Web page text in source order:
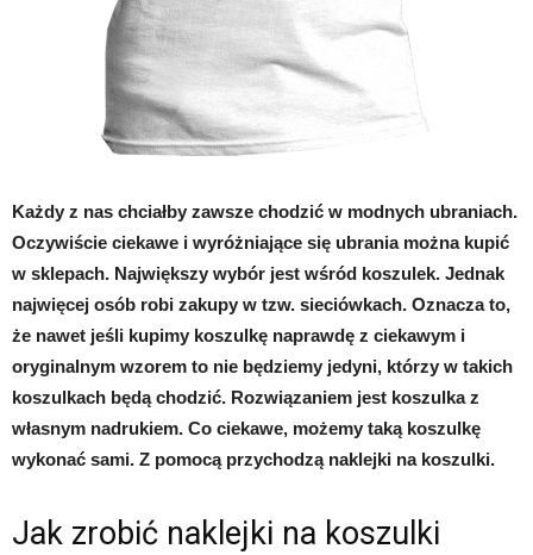
Każdy z nas chciałby zawsze chodzić w modnych ubraniach.
Oczywiście ciekawe i wyróżniające się ubrania można kupić
w sklepach. Największy wybór jest wśród koszulek. Jednak
najwięcej osób robi zakupy w tzw. sieciówkach. Oznacza to,
że nawet jeśli kupimy koszulkę naprawdę z ciekawym i
oryginalnym wzorem to nie będziemy jedyni, którzy w takich
koszulkach będą chodzić. Rozwiązaniem jest koszulka z
własnym nadrukiem. Co ciekawe, możemy taką koszulkę
wykonać sami. Z pomocą przychodzą naklejki na koszulki.
Jak zrobić naklejki na koszulki